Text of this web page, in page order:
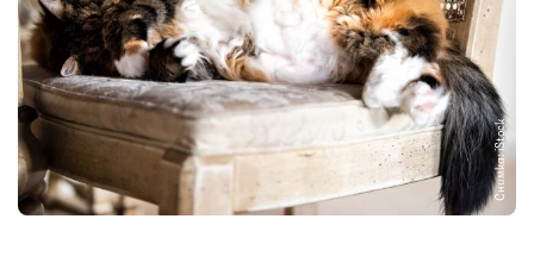
Снимка: iStock